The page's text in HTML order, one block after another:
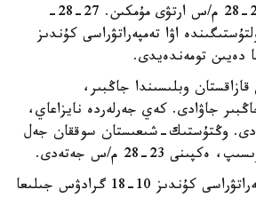
كۇندىز جىلدامدىعى 23-28 م/س ارتۋى مۇمكىن. 27-28-
اۋا تەمپەراتۋراسى كۇندىز
وبلىسىندا جاڭبىر،
جاۋادى. كەي جەرلەردە نايزاعاي،
وڭتۇستىك-شىعىستان سوققان جەل
23-28 م/س جەتەدى.
28- ماۋسىمدا اۋا تەمپەراتۋراسى كۇندىز 10-18 گرادۋس جىلىعا